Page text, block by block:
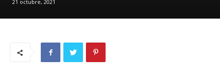
21 octubre, 2021